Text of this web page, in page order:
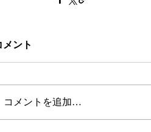
メント
コメントを追加…